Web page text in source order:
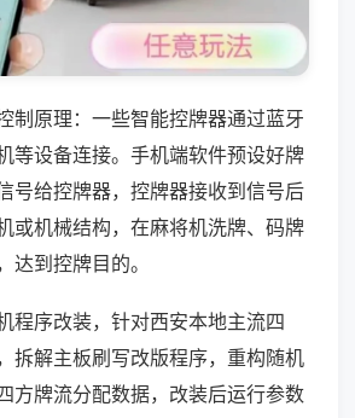
制原理：一些智能控牌器通过蓝牙
等设备连接。手机端软件预设好牌
号给控牌器，控牌器接收到信号后
或机械结构，在麻将机洗牌、码牌
达到控牌目的。
程序改装，针对西安本地主流四
拆解主板刷写改版程序，重构随机
方牌流分配数据，改装后运行参数